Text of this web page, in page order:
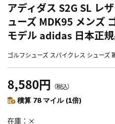
アディダス S2G SL レ
ューズ MDK95 メンズ
モデル adidas 日本正
ゴルフシューズ スパイクレス シューズ
8,580円 （税込）
積算 78 マイル (1倍)
在庫 ×